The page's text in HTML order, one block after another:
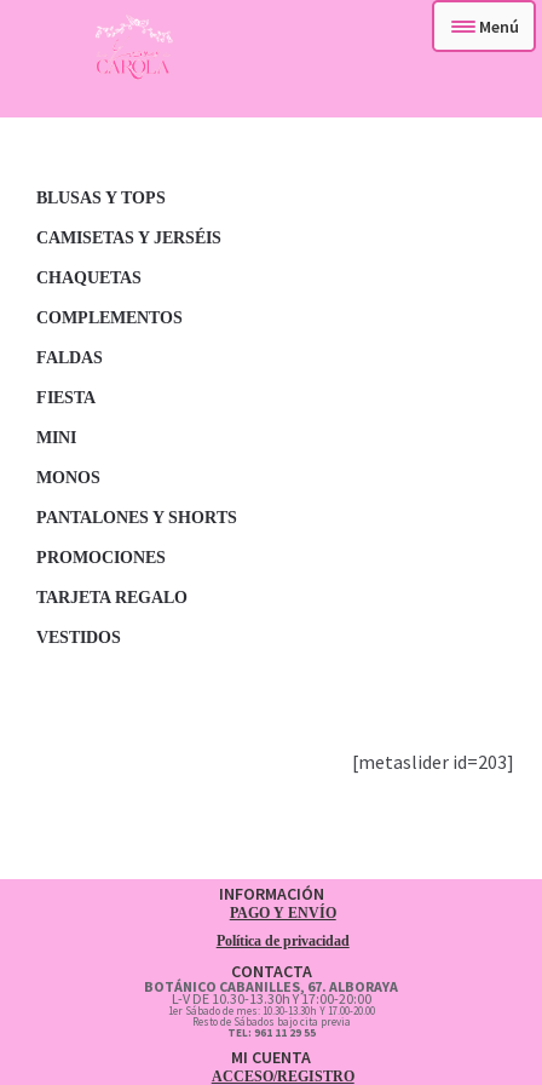
navegación
Menú
BLUSAS Y TOPS
CAMISETAS Y JERSÉIS
CHAQUETAS
COMPLEMENTOS
FALDAS
FIESTA
MINI
MONOS
PANTALONES Y SHORTS
PROMOCIONES
TARJETA REGALO
VESTIDOS
[metaslider id=203]
INFORMACIÓN
PAGO Y ENVÍO
Política de privacidad
CONTACTA
BOTÁNICO CABANILLES, 67. ALBORAYA
L-V DE 10.30-13.30h Y 17:00-20:00
1er Sábado de mes: 10.30-13.30h Y 17.00-20.00
Resto de Sábados bajo cita previa
TEL: 961 11 29 55
MI CUENTA
ACCESO/REGISTRO